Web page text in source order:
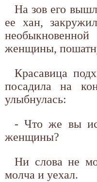
На зов его
ее хан,
женщины,
Красавица
посадила на
улыбнулась:
- Что же вы
женщины?
Ни слова не
молча и уехал.